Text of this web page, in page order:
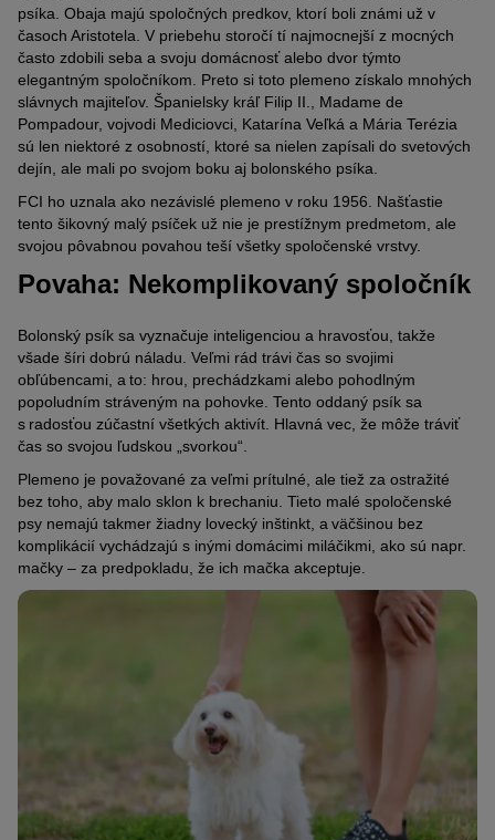
psíka. Obaja majú spoločných predkov, ktorí boli známi už v
časoch Aristotela. V priebehu storočí tí najmocnejší z mocných
často zdobili seba a svoju domácnosť alebo dvor týmto
elegantným spoločníkom. Preto si toto plemeno získalo mnohých
slávnych majiteľov. Španielsky kráľ Filip II., Madame de
Pompadour, vojvodi Mediciovci, Katarína Veľká a Mária Terézia
sú len niektoré z osobností, ktoré sa nielen zapísali do svetových
dejín, ale mali po svojom boku aj bolonského psíka.
FCI ho uznala ako nezávislé plemeno v roku 1956. Našťastie
tento šikovný malý psíček už nie je prestížnym predmetom, ale
svojou pôvabnou povahou teší všetky spoločenské vrstvy.
Povaha: Nekomplikovaný spoločník
Bolonský psík sa vyznačuje inteligenciou a hravosťou, takže
všade šíri dobrú náladu. Veľmi rád trávi čas so svojimi
obľúbencami, a to: hrou, prechádzkami alebo pohodlným
popoludním stráveným na pohovke. Tento oddaný psík sa
s radosťou zúčastní všetkých aktivít. Hlavná vec, že môže tráviť
čas so svojou ľudskou „svorkou“.
Plemeno je považované za veľmi prítulné, ale tiež za ostražité
bez toho, aby malo sklon k brechaniu. Tieto malé spoločenské
psy nemajú takmer žiadny lovecký inštinkt, a väčšinou bez
komplikácií vychádzajú s inými domácimi miláčikmi, ako sú napr.
mačky – za predpokladu, že ich mačka akceptuje.